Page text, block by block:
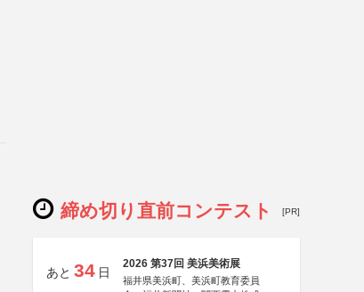
締め切り直前コンテスト [PR]
あと 34 日
2026 第37回 美浜美術展
福井県美浜町、美浜町教育委員